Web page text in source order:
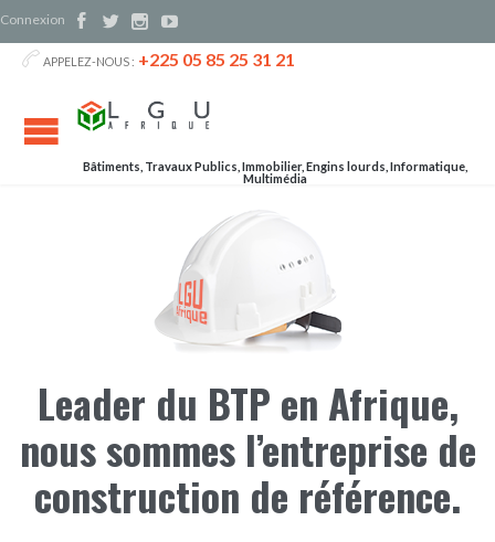
Connexion    
 APPELEZ-NOUS : +225 05 85 25 31 21
Bâtiments, Travaux Publics, Immobilier, Engins lourds, Informatique,
Multimédia
Leader du BTP en Afrique,
nous sommes l’entreprise de
construction de référence.